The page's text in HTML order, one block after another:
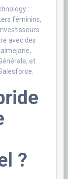
:
féminins,
avec des
et
?